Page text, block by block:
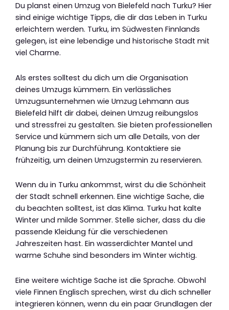
Du planst einen Umzug von Bielefeld nach Turku? Hier
sind einige wichtige Tipps, die dir das Leben in Turku
erleichtern werden. Turku, im Südwesten Finnlands
gelegen, ist eine lebendige und historische Stadt mit
viel Charme.
Als erstes solltest du dich um die Organisation
deines Umzugs kümmern. Ein verlässliches
Umzugsunternehmen wie Umzug Lehmann aus
Bielefeld hilft dir dabei, deinen Umzug reibungslos
und stressfrei zu gestalten. Sie bieten professionellen
Service und kümmern sich um alle Details, von der
Planung bis zur Durchführung. Kontaktiere sie
frühzeitig, um deinen Umzugstermin zu reservieren.
Wenn du in Turku ankommst, wirst du die Schönheit
der Stadt schnell erkennen. Eine wichtige Sache, die
du beachten solltest, ist das Klima. Turku hat kalte
Winter und milde Sommer. Stelle sicher, dass du die
passende Kleidung für die verschiedenen
Jahreszeiten hast. Ein wasserdichter Mantel und
warme Schuhe sind besonders im Winter wichtig.
Eine weitere wichtige Sache ist die Sprache. Obwohl
viele Finnen Englisch sprechen, wirst du dich schneller
integrieren können, wenn du ein paar Grundlagen der